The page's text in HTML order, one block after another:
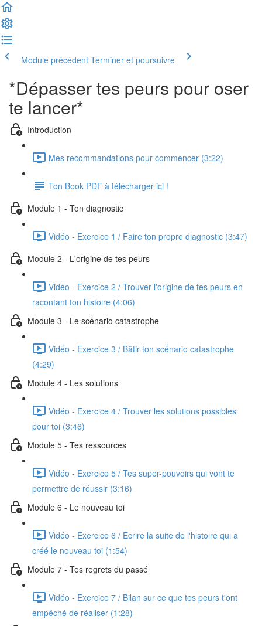
Module précédent Terminer et poursuivre
*Dépasser tes peurs pour oser
te lancer*
Introduction
Mes recommandations pour commencer (3:22)
Ton Book PDF à télécharger ici !
Module 1 - Ton diagnostic
Vidéo - Exercice 1 / Faire ton propre diagnostic (3:47)
Module 2 - L'origine de tes peurs
Vidéo - Exercice 2 / Trouver l'origine de tes peurs en
racontant ton histoire (4:06)
Module 3 - Le scénario catastrophe
Vidéo - Exercice 3 / Bâtir ton scénario catastrophe
(4:29)
Module 4 - Les solutions
Vidéo - Exercice 4 / Trouver les solutions possibles
pour toi (3:46)
Module 5 - Tes ressources
Vidéo - Exercice 5 / Tes super-pouvoirs qui vont te
permettre de réussir (3:16)
Module 6 - Le nouveau toi
Vidéo - Exercice 6 / Ecrire la suite de l'histoire qui a
créé le nouveau toi (1:54)
Module 7 - Tes regrets du passé
Vidéo - Exercice 7 / Bilan sur ce que tes peurs t'ont
empêché de réaliser (1:28)